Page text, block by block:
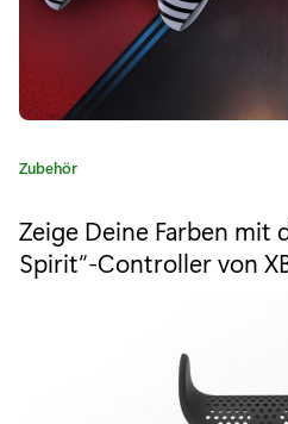
v
i
s
r
K
e
g
Zubehör
Zeige Deine Farben mit
Spirit“-Controller von